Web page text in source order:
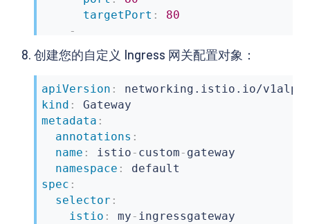
targetPort :
80
-
name
:
https
nodePort:
32390
-
name: tcp
nodePort
port: 31400
创建您的自定义 Ingress 网关配置对象：
apiVersion :
kind :
metadata :
annotations :
name : istio - custom - gateway
namespace :
spec :
selector :
istio : my - ingressgateway